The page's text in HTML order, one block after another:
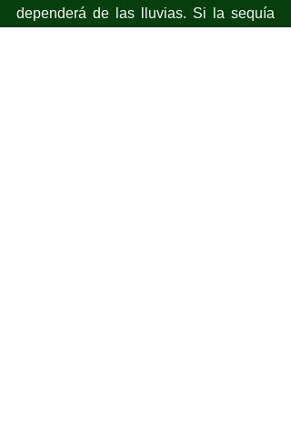
dependerá de las lluvias. Si la sequía